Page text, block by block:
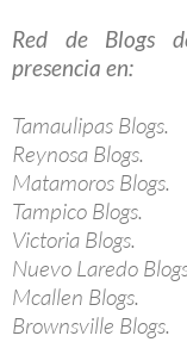
Red de Blogs
presencia en:
Tamaulipas Blogs.
Reynosa Blogs.
Matamoros Blogs.
Tampico Blogs.
Victoria Blogs.
Nuevo Laredo
Mcallen Blogs.
Brownsville Blogs.